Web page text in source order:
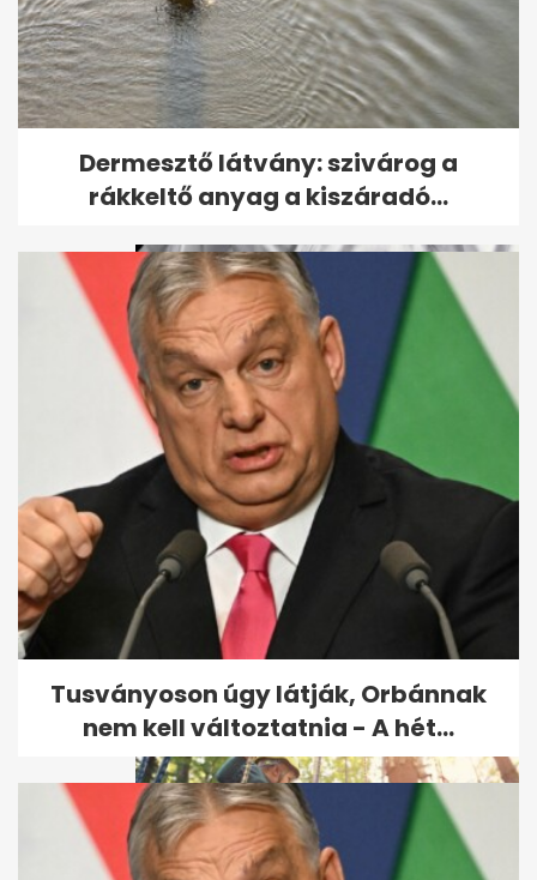
Magyar Péter beszorult egy
kórházi liftbe
Szolnoki gyerekbántalmazás:
a karate szövetség örökre...
Dermesztő látvány: szivárog a
rákkeltő anyag a kiszáradó...
Tusványoson úgy látják, Orbánnak
nem kell változtatnia - A hét...